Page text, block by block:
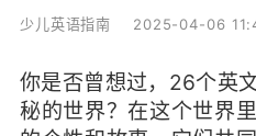
少儿英语指南 2025-04-06
你是否曾想过，26个英
秘的世界？在这个世界